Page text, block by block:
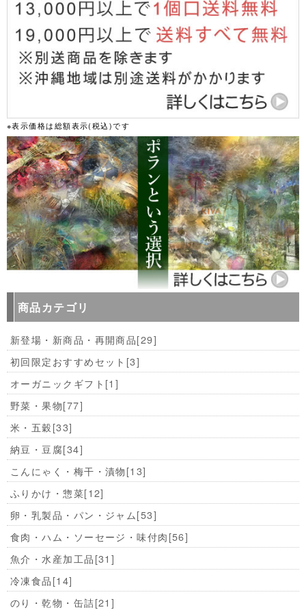
※表示価格は総額表示(税込)です
商品カテゴリ
新登場・新商品・再開商品[29]
初回限定おすすめセット [3]
オーガニックギフト [1]
野菜・果物[77]
米・五穀[33]
納豆・豆腐[34]
こんにゃく・梅干・漬物[13]
ふりかけ・惣菜[12]
卵・乳製品・パン・ジャム[53]
食肉・ハム・ソーセージ・味付肉[56]
魚介・水産加工品[31]
冷凍食品[14]
のり・乾物・缶詰[21]